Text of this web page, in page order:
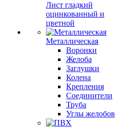
Лист гладкий
оцинкованный и
цветной
Металлическая
Воронки
Желоба
Заглушки
Колена
Крепления
Соединители
Труба
Углы желобов